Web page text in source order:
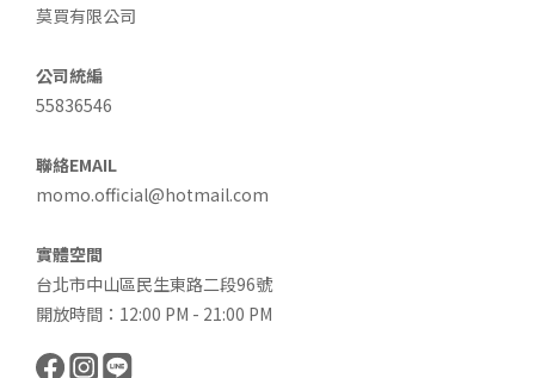
莫買有限公司
公司統編
55836546
聯絡EMAIL
momo.official@hotmail.com
實體空間
台北市中山區民生東路二段96號
開放時間：12:00 PM - 21:00 PM